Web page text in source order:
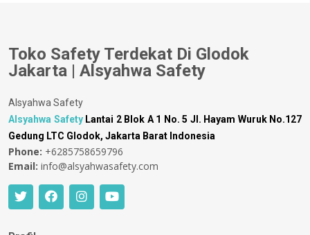
Toko Safety Terdekat Di Glodok
Jakarta | Alsyahwa Safety
Alsyahwa Safety
Alsyahwa Safety Lantai 2 Blok A 1 No. 5 Jl. Hayam Wuruk No.127
Gedung LTC Glodok, Jakarta Barat Indonesia
Phone: +6285758659796
Email: info@alsyahwasafety.com